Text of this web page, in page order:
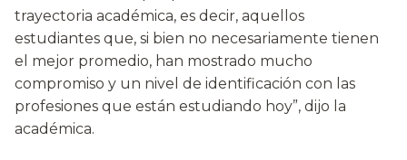
trayectoria académica, es decir, aquellos
estudiantes que, si bien no necesariamente tienen
el mejor promedio, han mostrado mucho
compromiso y un nivel de identificación con las
profesiones que están estudiando hoy”, dijo la
académica.